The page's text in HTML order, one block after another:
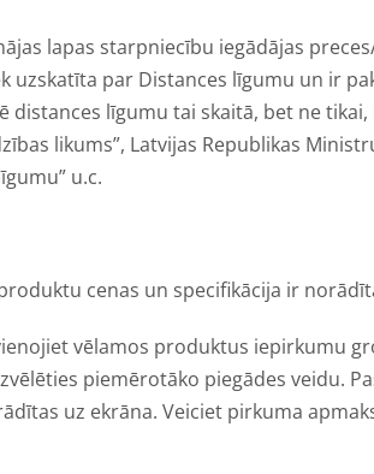
lapas starpniecību iegādājas
uzskatīta par Distances līgumu un ir
distances līgumu tai skaitā, bet ne tikai,
likums”, Latvijas Republikas
u.c.
cenas un specifikācija ir
vēlamos produktus iepirkumu
piemērotāko piegādes veidu.
uz ekrāna. Veiciet pirkuma